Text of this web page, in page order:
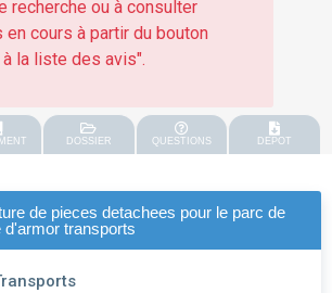
recherche ou à consulter
en cours à partir du bouton
à la liste des avis".
DOSSIER QUESTIONS DEPOT
de pieces detachees pour le parc de
d'armor transports